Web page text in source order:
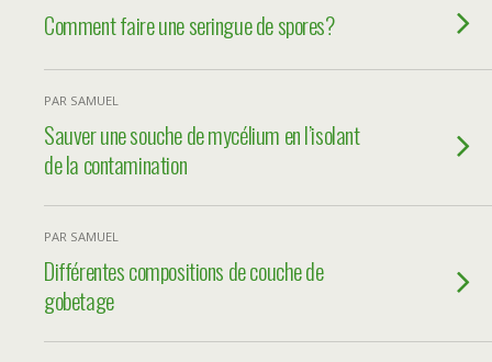
Comment faire une seringue de spores?
PAR SAMUEL
Sauver une souche de mycélium en l’isolant
de la contamination
PAR SAMUEL
Différentes compositions de couche de
gobetage